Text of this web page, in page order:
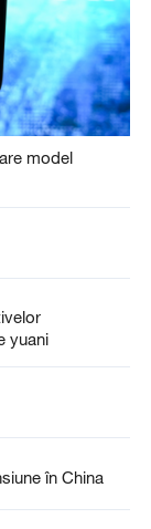
model
yuani
în China